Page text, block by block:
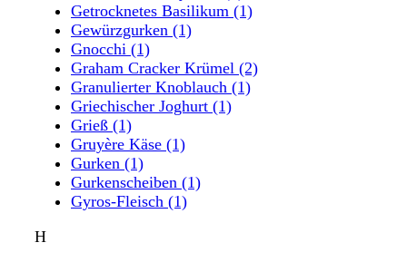
Getrocknetes Basilikum (1)
Gewürzgurken (1)
Gnocchi (1)
Graham Cracker Krümel (2)
Granulierter Knoblauch (1)
Griechischer Joghurt (1)
Grieß (1)
Gruyère Käse (1)
Gurken (1)
Gurkenscheiben (1)
Gyros-Fleisch (1)
H